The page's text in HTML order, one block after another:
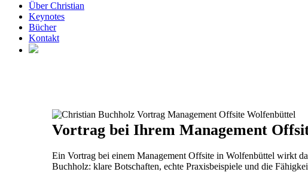
Über Christian
Keynotes
Bücher
Kontakt
Vortrag bei Ihrem Management
Ein Vortrag bei einem Management Offsite in Wolfenbüttel wirkt
Buchholz: klare Botschaften, echte Praxisbeispiele und die